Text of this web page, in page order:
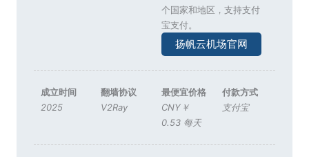
个国家和地区，支持支付
宝支付。
扬帆云机场官网
成立时间
2025
翻墙协议
V2Ray
最便宜价格
CNY￥
0.53 每天
付款方式
支付宝